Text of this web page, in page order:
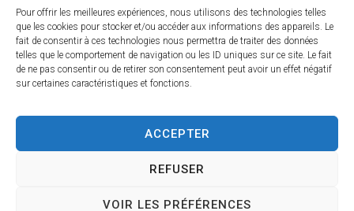
Pour offrir les meilleures expériences, nous utilisons des technologies telles
que les cookies pour stocker et/ou accéder aux informations des appareils. Le
fait de consentir à ces technologies nous permettra de traiter des données
telles que le comportement de navigation ou les ID uniques sur ce site. Le fait
de ne pas consentir ou de retirer son consentement peut avoir un effet négatif
sur certaines caractéristiques et fonctions.
ACCEPTER
REFUSER
VOIR LES PRÉFÉRENCES
02 32 46 63 00
Contact
Horaires d’ouverture
Du lundi au vendredi :
et de 13h30 à 17h